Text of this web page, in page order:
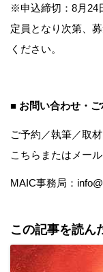
※申込締切：8月24
定員となり次第、
ください。
■ お問い合わせ・
ご予約／執筆／取
こちら またはメー
MAIC事務局：
この記事を読ん